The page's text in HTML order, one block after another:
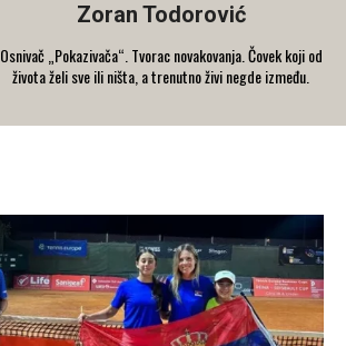
Zoran Todorović
Osnivač „Pokazivača“. Tvorac novakovanja. Čovek koji od
života želi sve ili ništa, a trenutno živi negde između.